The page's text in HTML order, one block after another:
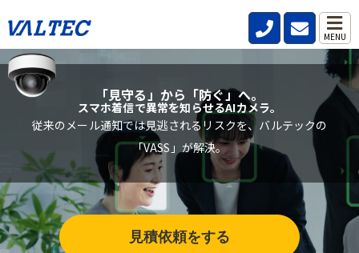
MENU
「見守る」から「防ぐ」へ。
スマホ着信で異常を知らせるAIカメラ。
従来のメール通知では見逃されるリスクを、バルテックの
「VASS」が解決。
見積依頼をする